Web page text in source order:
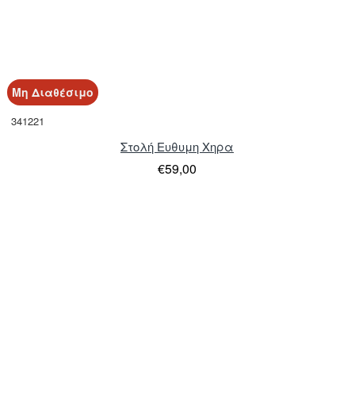
Μη Διαθέσιμο
341221
Στολή Ευθυμη Χηρα
€59,00